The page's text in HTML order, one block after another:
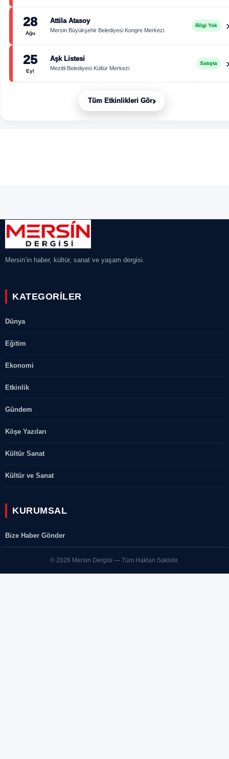
28
Ağu
Attila Atasoy
Mersin Büyükşehir Belediyesi Kongre Merkezi
Bilgi Yok
25
Eyl
Aşk Listesi
Mezitli Belediyesi Kültür Merkezi
Satışta
Tüm Etkinlikleri Gör›
Mersin’in haber, kültür, sanat ve yaşam dergisi.
KATEGORILER
Dünya
Eğitim
Ekonomi
Etkinlik
Gündem
Köşe Yazıları
Kültür Sanat
Kültür ve Sanat
KURUMSAL
Bize Haber Gönder
© 2026 Mersin Dergisi — Tüm Hakları Saklıdır.